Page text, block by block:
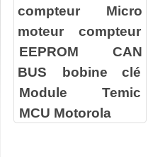
compteur
Micro
moteur compteur
EEPROM
CAN
BUS
bobine clé
Module Temic
MCU Motorola